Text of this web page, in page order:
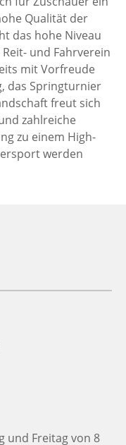
Qualität der
das hohe Niveau
und Fahrverein
mit Vorfreude
das Springturnier
freut sich
zahlreiche
zu einem High-
werden
und Freitag von 8